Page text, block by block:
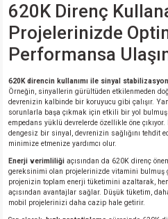
620K Direnç
Projelerinizde
Performansa
620K direncin kullanımı ile sinyal
Örneğin, sinyallerin gürültüden etkilenmeden
devrenizin kalbinde bir koruyucu gibi çalışır.
sorunlarla başa çıkmak için etkili bir yol
empedans yüklü devrelerde özellikle öne
dengesiz bir sinyal, devrenizin sağlığını tehdit
minimize etmenize yardımcı olur.
Enerji verimliliği açısından da 620K direnç
gereksinimi olan projelerinizde vitamini bulmuş
projenizin toplam enerji tüketimini azaltarak,
açısından avantajlar sağlar. Düşük tüketim,
mobil projelerinizi daha cazip hale getirir.